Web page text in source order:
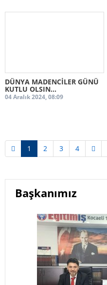
DÜNYA MADENCİLER GÜNÜ
KUTLU OLSIN...
04 Aralık 2024, 08:09
1 2 3 4
Başkanımız